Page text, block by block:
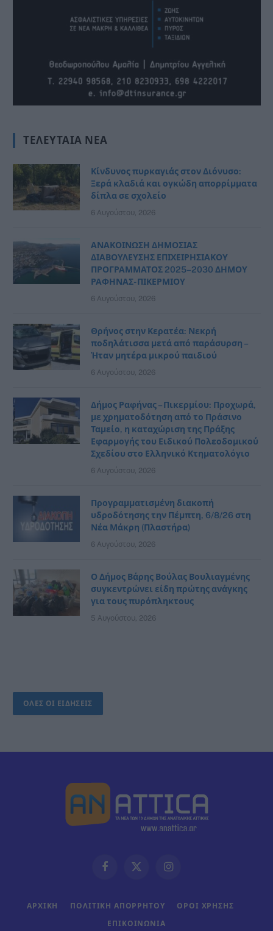
ΤΕΛΕΥΤΑΊΑ ΝΈΑ
Κίνδυνος πυρκαγιάς στον Διόνυσο:
Ξερά κλαδιά και ογκώδη απορρίμματα
δίπλα σε σχολείο
6 Αυγούστου, 2026
ΑΝΑΚΟΙΝΩΣΗ ΔΗΜΟΣΙΑΣ
ΔΙΑΒΟΥΛΕΥΣΗΣ ΕΠΙΧΕΙΡΗΣΙΑΚΟΥ
ΠΡΟΓΡΑΜΜΑΤΟΣ 2025–2030 ΔΗΜΟΥ
ΡΑΦΗΝΑΣ- ΠΙΚΕΡΜΙΟΥ
6 Αυγούστου, 2026
Θρήνος στην Κερατέα: Νεκρή
ποδηλάτισσα μετά από παράσυρση –
Ήταν μητέρα μικρού παιδιού
6 Αυγούστου, 2026
Δήμος Ραφήνας – Πικερμίου: Προχωρά,
με χρηματοδότηση από το Πράσινο
Ταμείο, η καταχώριση της Πράξης
Εφαρμογής του Ειδικού Πολεοδομικού
Σχεδίου στο Ελληνικό Κτηματολόγιο
6 Αυγούστου, 2026
Προγραμματισμένη διακοπή
υδροδότησης την Πέμπτη, 6/8/26 στη
Νέα Μάκρη (Πλαστήρα)
6 Αυγούστου, 2026
Ο Δήμος Βάρης Βούλας Βουλιαγμένης
συγκεντρώνει είδη πρώτης ανάγκης
για τους πυρόπληκτους
5 Αυγούστου, 2026
ΟΛΕΣ ΟΙ ΕΙΔΗΣΕΙΣ
FacebookX
Instagram
ΑΡΧΙΚΗ ΠΟΛΙΤΙΚΗ ΑΠΟΡΡΗΤΟΥ ΟΡΟΙ ΧΡΗΣΗΣ
ΕΠΙΚΟΙΝΩΝΊΑ